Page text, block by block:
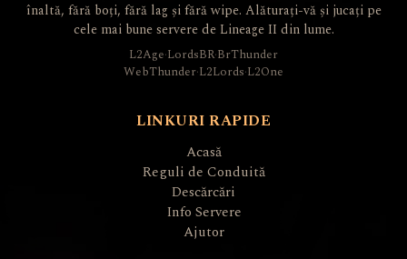
înaltă, fără boți, fără lag și fără wipe. Alăturați-vă și jucați pe
cele mai bune servere de Lineage II din lume.
L2Age·LordsBR·BrThunder
WebThunder·L2Lords·L2One
LINKURI RAPIDE
Acasă
Reguli de Conduită
Descărcări
Info Servere
Ajutor